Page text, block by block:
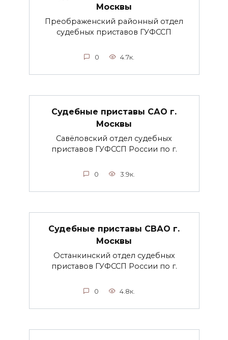
Москвы
Преображенский районный отдел
судебных приставов ГУФССП
0 4.7к.
Судебные приставы САО г.
Москвы
Савёловский отдел судебных
приставов ГУФССП России по г.
0 3.9к.
Судебные приставы СВАО г.
Москвы
Останкинский отдел судебных
приставов ГУФССП России по г.
0 4.8к.